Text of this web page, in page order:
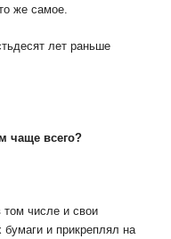
же самое.
лет раньше
чаще всего?
числе и свои
и прикреплял на